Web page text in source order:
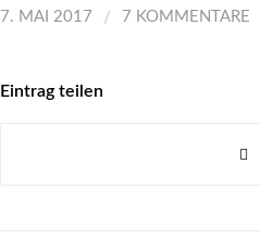
7. MAI 2017 / 7 KOMMENTARE
Eintrag teilen